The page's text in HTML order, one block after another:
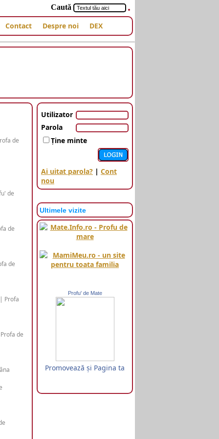
Caută
Contact Despre noi DEX
de
de
de
de
Profa
de
Utilizator
Parola
Ţine minte
Ai uitat parola? | Cont
nou
Ultimele vizite
Profu' de Mate
Promovează şi Pagina ta